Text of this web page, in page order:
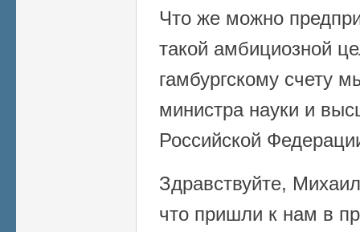
Что же можно
такой амбициозной
гамбургскому счету
министра науки и
Российской
Здравствуйте,
что пришли к нам в